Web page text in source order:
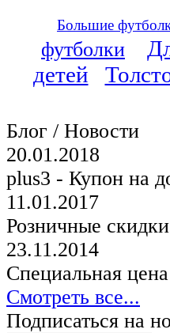
Большие
футболки
детей
Блог / Новости
20.01.2018
plus3 - Купон на
11.01.2017
Розничные
23.11.2014
Специальная
Смотреть все...
Подписаться на